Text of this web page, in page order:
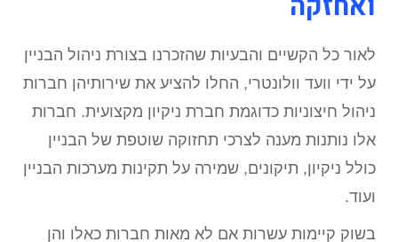
לאור כל הקשיים והבעיות שהזכרנו בצורת ניהול הבניין
על ידי וועד וולונטרי, החלו להציע את שירותיהן חברות
ניהול חיצוניות כדוגמת חברת ניקיון מקצועית. חברות
אלו נותנות מענה לצרכי תחזוקה שוטפת של הבניין
כולל ניקיון, תיקונים, שמירה על תקינות מערכות הבניין
ועוד.
בשוק קיימות עשרות אם לא מאות חברות כאלו והן